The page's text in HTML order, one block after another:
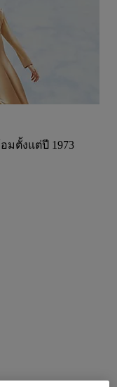
มตั้งแต่ปี 1973